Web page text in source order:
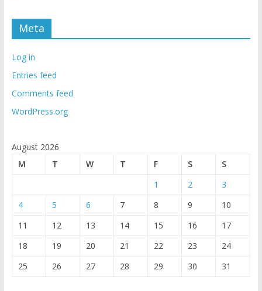
Meta
Log in
Entries feed
Comments feed
WordPress.org
August 2026
M
T W T F S
S
1
2
3
4
5 6 7 8 9
10
11
12 13 14 15 16
17
18
19 20 21 22 23
24
25
26 27 28 29 30 31